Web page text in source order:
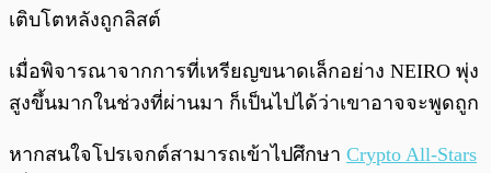
เติบโตหลังถูกลิสต์
เมื่อพิจารณาจากการที่เหรียญขนาดเล็กอย่าง NEIRO พุ่ง
สูงขึ้นมากในช่วงที่ผ่านมา ก็เป็นไปได้ว่าเขาอาจจะพูดถูก
หากสนใจโปรเจกต์สามารถเข้าไปศึกษา Crypto All-Stars